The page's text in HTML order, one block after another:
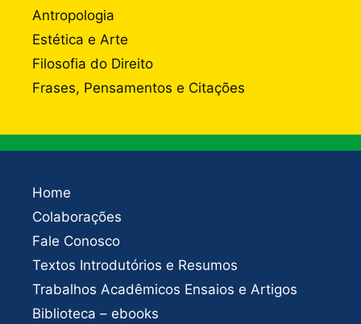
Antropologia
Estética e Arte
Filosofia do Direito
Frases, Pensamentos e Citações
Home
Colaborações
Fale Conosco
Textos Introdutórios e Resumos
Trabalhos Acadêmicos Ensaios e Artigos
Biblioteca – ebooks